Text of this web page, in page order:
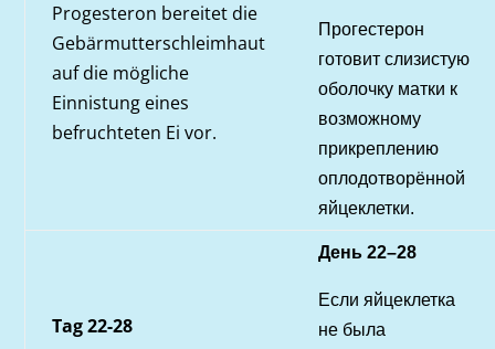
Progesteron bereitet die
Gebärmutterschleimhaut
auf die mögliche
Einnistung eines
befruchteten Ei vor.
Прогестерон
готовит слизистую
оболочку матки к
возможному
прикреплению
оплодотворённой
яйцеклетки.
Tag 22-28
День 22–28
Если яйцеклетка
не была